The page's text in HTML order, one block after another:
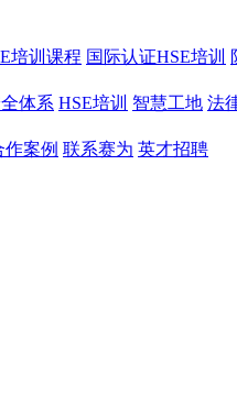
培训课程 国际认证HSE培训
体系 HSE培训 智慧工地 法
作案例 联系赛为 英才招聘